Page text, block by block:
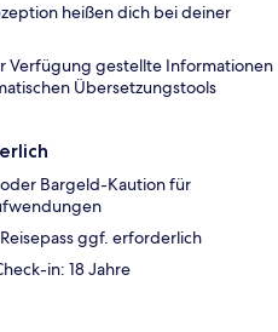
heißen dich bei deiner
Verfügung gestellte Informationen
Übersetzungstools
Bargeld-Kaution für
ggf. erforderlich
in: 18 Jahre